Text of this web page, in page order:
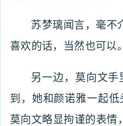
苏梦璃闻言，毫不
喜欢的话，当然也可以
另一边，莫向文
到，她和颜诺雅一起
莫向文略显拘谨的表情